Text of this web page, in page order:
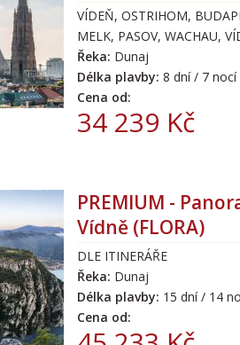
VÍDEŇ, OSTRIHOM,
MELK, PASOV, WACHAU,
Řeka: Dunaj
Délka plavby: 8 dní / 7 nocí
Cena od:
34 239 Kč
PREMIUM -
Vídně (FLORA)
DLE ITINERÁŘE
Řeka: Dunaj
Délka plavby: 15 dní / 14
Cena od: